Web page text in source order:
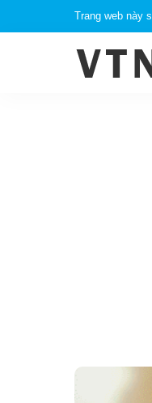
Trang web này